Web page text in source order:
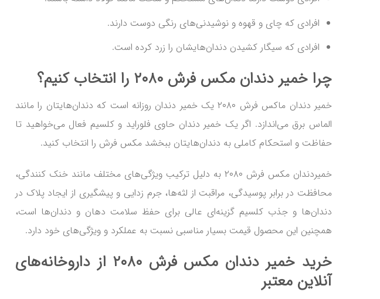
افرادی که چای و قهوه و نوشیدنی‌های رنگی دوست دارند.
افرادی که سیگار کشیدن دندان‌هایشان را زرد کرده است.
چرا خمیر دندان مکس فرش ۲۰۸۰ را انتخاب کنیم؟
خمیر دندان ماکس فرش ۲۰۸۰ یک خمیر دندان روزانه است که دندان‌هایتان را مانند
الماس برق می‌اندازد. اگر یک خمیر دندان حاوی فلوراید و کلسیم فعال می‌خواهید تا
حفاظت و استحکام کاملی به دندان‌هایتان ببخشد مکس فرش را انتخاب کنید.
خمیردندان مکس فرش ۲۰۸۰ به دلیل ترکیب ویژگی‌های مختلف مانند خنک کنندگی،
محافظت در برابر پوسیدگی، مراقبت از لثه‌ها، جرم زدایی و پیشگیری از ایجاد پلاک در
دندان‌ها و جذب کلسیم گزینه‌ای عالی برای حفظ سلامت دهان و دندان‌ها است،
همچنین این محصول قیمت بسیار مناسبی نسبت به عملکرد و ویژگی‌های خود دارد.
خرید خمیر دندان مکس فرش ۲۰۸۰ از داروخانه‌های
آنلاین معتبر